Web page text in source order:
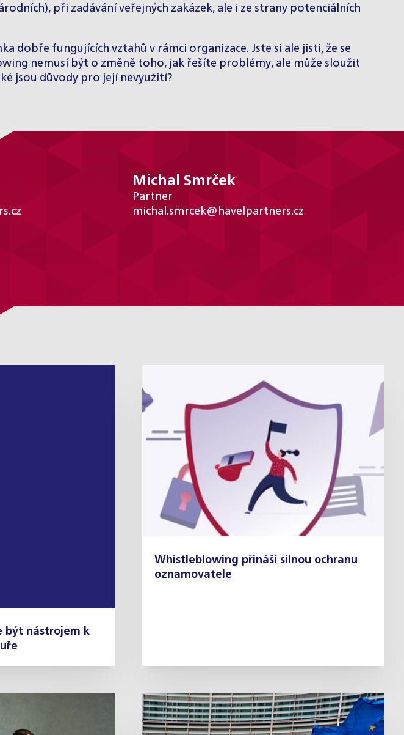
při zadávání veřejných zakázek, ale i ze strany potenciálních
dobře fungujících vztahů v rámci organizace. Jste si ale jisti, že se
nemusí být o změně toho, jak řešíte problémy, ale může sloužit
jsou důvody pro její nevyužití?
Michal Smrček
Partner
michal.smrcek@havelpartners.cz
být nástrojem k
Whistleblowing přináší silnou ochranu
oznamovatele